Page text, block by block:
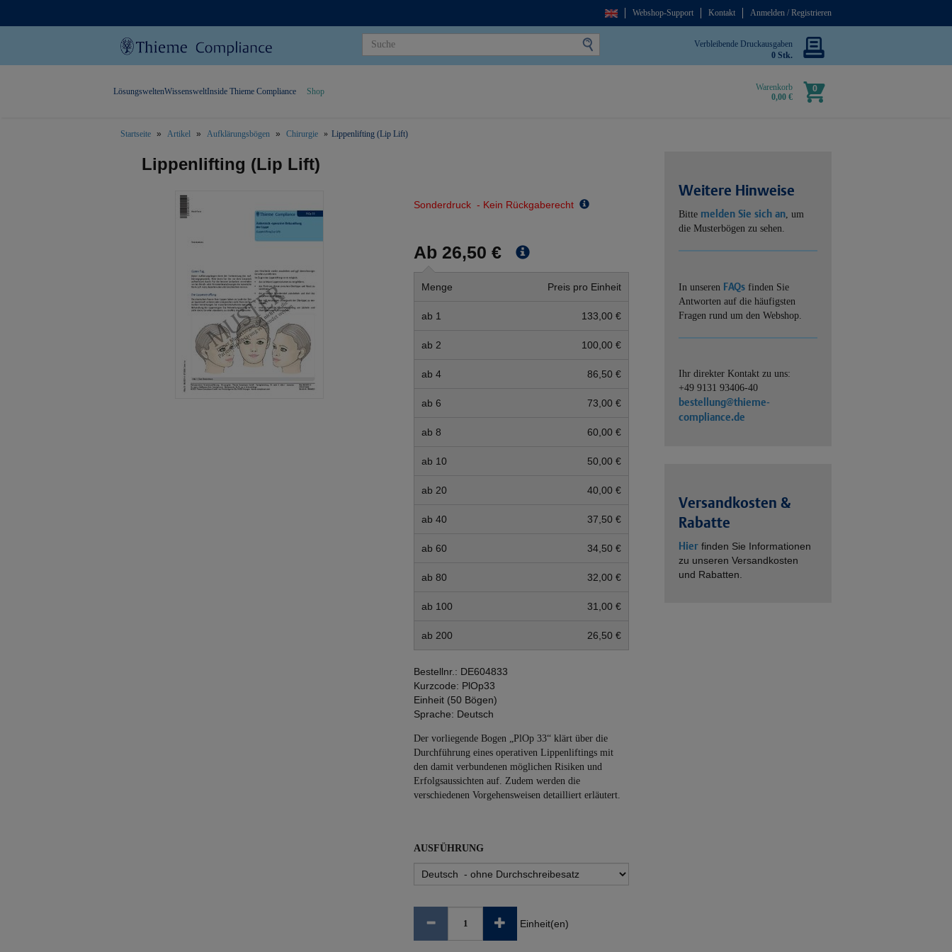
Webshop-Support Kontakt Anmelden / Registrieren
Verbleibende Druckausgaben
0 Stk.
Warenkorb
0,00 €
0
LösungsweltenWissensweltInside Thieme Compliance Shop
Startseite Artikel Aufklärungsbögen Chirurgie Lippenlifting (Lip Lift)
Lippenlifting (Lip Lift)
Sonderdruck - Kein Rückgaberecht
Ab 26,50 €
Menge Preis pro Einheit
ab 1 133,00 €
ab 2 100,00 €
ab 4 86,50 €
ab 6 73,00 €
ab 8 60,00 €
ab 10 50,00 €
ab 20 40,00 €
ab 40 37,50 €
ab 60 34,50 €
ab 80 32,00 €
ab 100 31,00 €
ab 200 26,50 €
Bestellnr.: DE604833
Kurzcode: PlOp33
Einheit (50 Bögen)
Sprache: Deutsch
Der vorliegende Bogen „PlOp 33“ klärt über die
Durchführung eines operativen Lippenliftings mit
den damit verbundenen möglichen Risiken und
Erfolgsaussichten auf. Zudem werden die
verschiedenen Vorgehensweisen detailliert erläutert.
AUSFÜHRUNG
Einheit(en)
Weitere Hinweise
Bitte melden Sie sich an, um
die Musterbögen zu sehen.
In unseren FAQs finden Sie
Antworten auf die häufigsten
Fragen rund um den Webshop.
Ihr direkter Kontakt zu uns:
+49 9131 93406-40
bestellung@thieme-
compliance.de
Versandkosten &
Rabatte
Hier finden Sie Informationen
zu unseren Versandkosten
und Rabatten.